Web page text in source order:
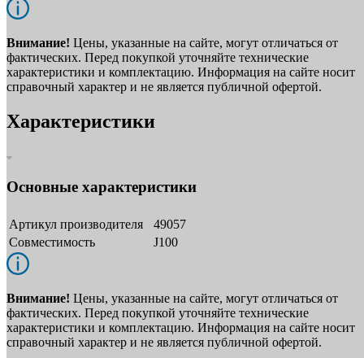
Внимание! Цены, указанные на сайте, могут отличаться от
фактических. Перед покупкой уточняйте технические
характеристики и комплектацию. Информация на сайте носит
справочный характер и не является публичной офертой.
Характеристики
Основные характеристики
Артикул производителя
49057
Совместимость
J100
Внимание! Цены, указанные на сайте, могут отличаться от
фактических. Перед покупкой уточняйте технические
характеристики и комплектацию. Информация на сайте носит
справочный характер и не является публичной офертой.